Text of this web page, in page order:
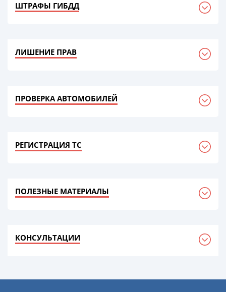
ШТРАФЫ ГИБДД
ЛИШЕНИЕ ПРАВ
ПРОВЕРКА АВТОМОБИЛЕЙ
РЕГИСТРАЦИЯ ТС
ПОЛЕЗНЫЕ МАТЕРИАЛЫ
КОНСУЛЬТАЦИИ